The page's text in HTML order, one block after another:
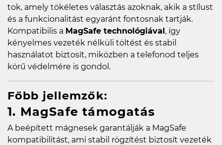
tok, amely tökéletes választás azoknak, akik a stílust
és a funkcionalitást egyaránt fontosnak tartják.
Kompatibilis a MagSafe technológiával, így
kényelmes vezeték nélküli töltést és stabil
használatot biztosít, miközben a telefonod teljes
körű védelmére is gondol.
Főbb jellemzők:
1. MagSafe támogatás
A beépített mágnesek garantálják a MagSafe
kompatibilitást, ami stabil rögzítést biztosít vezeték